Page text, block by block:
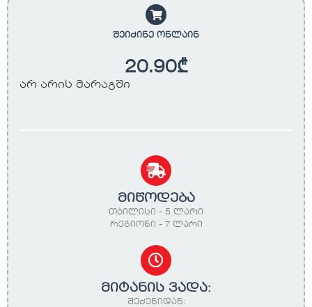
შეიძინე ონლაინ
20.90₾
არ არის მარაგში
მიწოდება
თბილისი - 5 ლარი
რეგიონი - 7 ლარი
მიტანის ვადა:
შეძენიდან: